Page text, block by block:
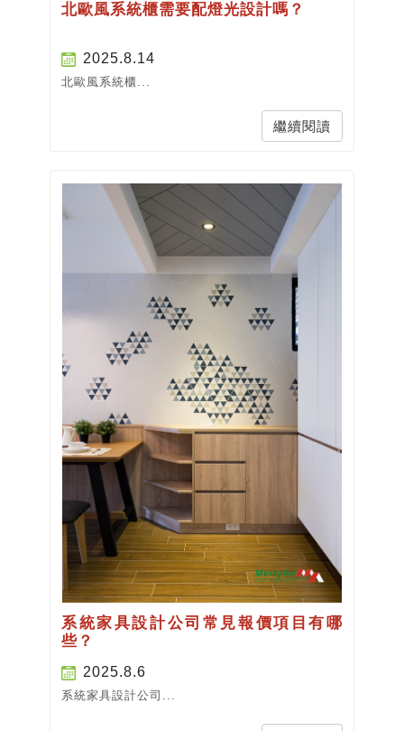
北歐風系統櫃需要配燈光設計嗎？
2025.8.14
北歐風系統櫃...
繼續閱讀
系統家具設計公司常見報價項目有哪
些？
2025.8.6
系統家具設計公司...